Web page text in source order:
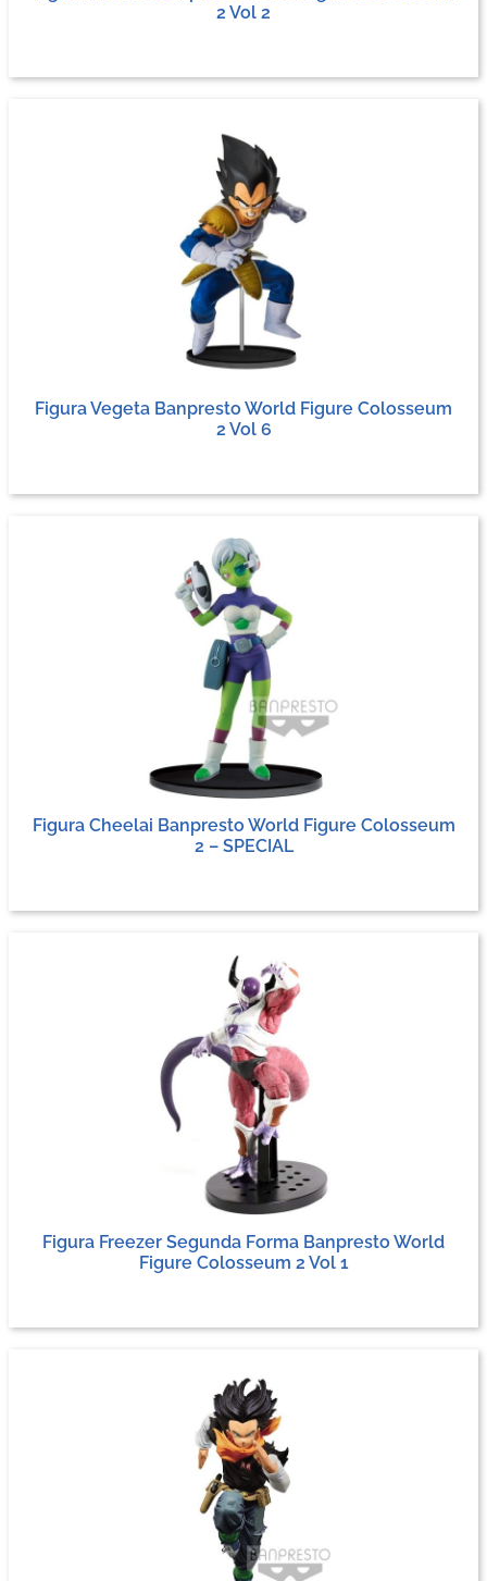
2 Vol 2
Figura Vegeta Banpresto World Figure Colosseum
2 Vol 6
Figura Cheelai Banpresto World Figure Colosseum
2 – SPECIAL
Figura Freezer Segunda Forma Banpresto World
Figure Colosseum 2 Vol 1